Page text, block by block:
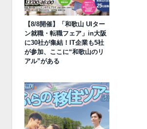
【8/8開催】「和歌山 UIター
ン就職・転職フェア」in大阪
に30社が集結！IT企業も5社
が参加、ここに“和歌山のリ
アル”がある